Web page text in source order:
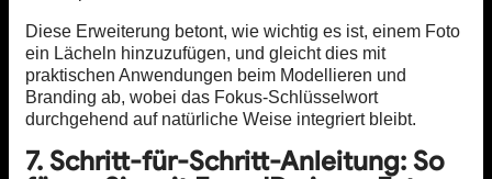
Diese Erweiterung betont, wie wichtig es ist, einem Foto
ein Lächeln hinzuzufügen, und gleicht dies mit
praktischen Anwendungen beim Modellieren und
Branding ab, wobei das Fokus-Schlüsselwort
durchgehend auf natürliche Weise integriert bleibt.
7. Schritt-für-Schritt-Anleitung: So